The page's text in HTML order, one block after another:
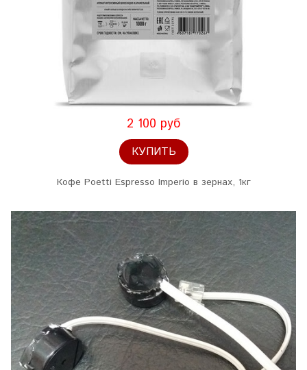
2 100 руб
КУПИТЬ
Кофе Poetti Espresso Imperio в зернах, 1кг